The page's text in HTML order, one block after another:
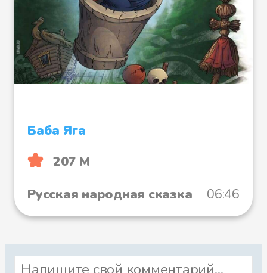
Баба Яга
207 М
Русская народная сказка
06:46